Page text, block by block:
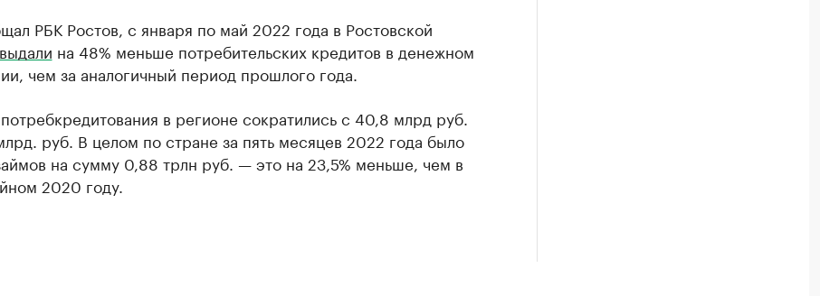
РБК Ростов, с января по май 2022 года в Ростовской
выдали на 48% меньше потребительских кредитов в денежном
чем за аналогичный период прошлого года.
в регионе сократились с 40,8 млрд руб.
руб. В целом по стране за пять месяцев 2022 года было
на сумму 0,88 трлн руб. — это на 23,5% меньше, чем в
2020 году.